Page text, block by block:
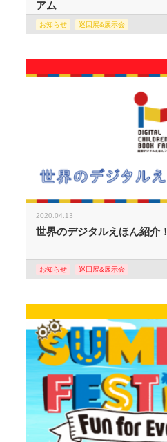
アム
お知らせ 巡回展&展示会
2020.04.13
世界のデジタルえほん紹介！
お知らせ 巡回展&展示会